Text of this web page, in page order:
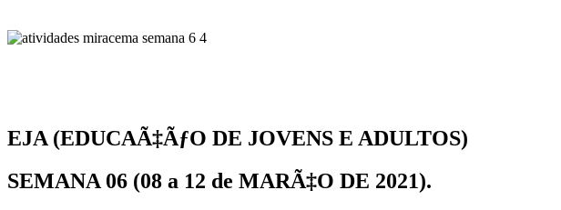
EJA (EDUCAÃ‡ÃƒO DE JOVENS E ADULTOS)
SEMANA 06 (08 a 12 de MARÃ‡O DE 2021).